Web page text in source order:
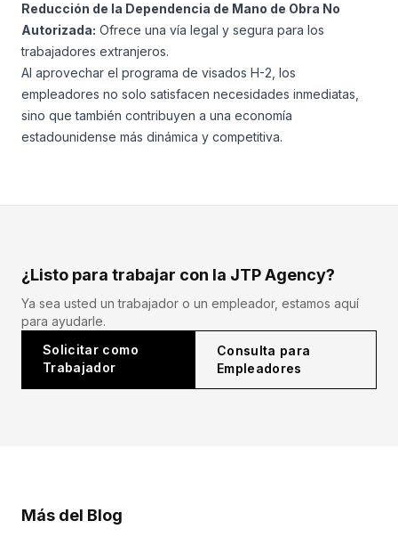
Reducción de la Dependencia de Mano de Obra No
Autorizada: Ofrece una vía legal y segura para los
trabajadores extranjeros.
Al aprovechar el programa de visados H-2, los
empleadores no solo satisfacen necesidades inmediatas,
sino que también contribuyen a una economía
estadounidense más dinámica y competitiva.
¿Listo para trabajar con la JTP Agency?
Ya sea usted un trabajador o un empleador, estamos aquí
para ayudarle.
Solicitar como
Trabajador
Consulta para
Empleadores
Más del Blog